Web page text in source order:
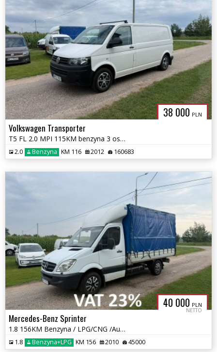
38 000 PLN
Volkswagen Transporter
T5 FL 2.0 MPI 115KM benzyna 3 osobowy 160tys km przebiegu
2.0 Benzyna KM 116 2012 160683
40 000 PLN
NETTO
Mercedes-Benz Sprinter
1.8 156KM Benzyna / LPG/CNG /Automat/ Winda/ przebieg 45 tys km/
1.8 Benzyna+LPG KM 156 2010 45000